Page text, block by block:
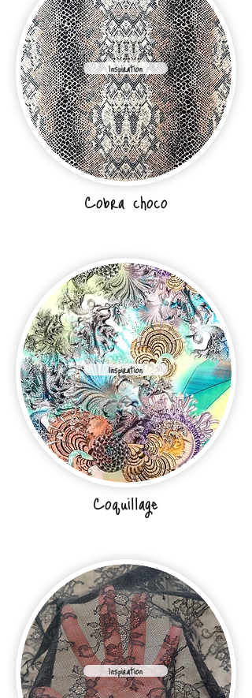
Inspiration
Cobra choco
Inspiration
Coquillage
Inspiration